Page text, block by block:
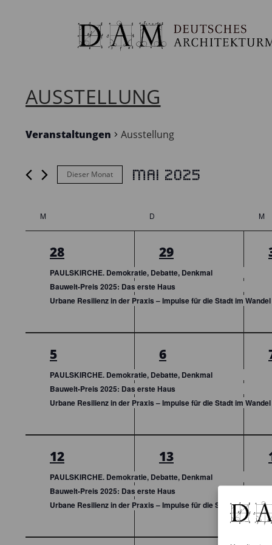
AUSSTELLUNG
Veranstaltungen Ausstellung
VERANSTALTUNGEN
Dieser Monat Mai 2025
KALENDER
VON
VERANSTALTUNGEN
M
D
M
3
Veranstaltungen,
28
PAULSKIRCHE. Demokratie, Debatte, Denkmal
Bauwelt-Preis 2025: Das erste Haus
Urbane Resilienz in der Praxis – Impulse für die Stadt im Wandel
3
Veranstaltungen,
29
3
Veranstaltungen,
5
PAULSKIRCHE. Demokratie, Debatte, Denkmal
Bauwelt-Preis 2025: Das erste Haus
Urbane Resilienz in der Praxis – Impulse für die Stadt im Wandel
3
Veranstaltungen,
6
3
Veranstaltungen,
12
PAULSKIRCHE. Demokratie, Debatte, Denkmal
Bauwelt-Preis 2025: Das erste Haus
Urbane Resilienz in der Praxis – Impulse für die Stadt im Wandel
3
Veranstaltungen,
13